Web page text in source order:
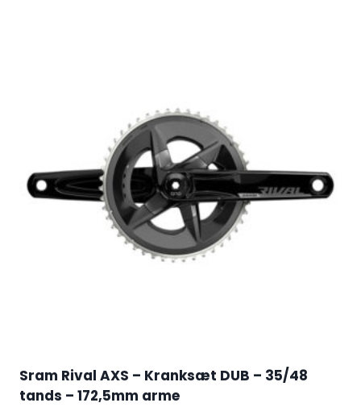
Sram Rival AXS – Kranksæt DUB – 35/48
tands – 172,5mm arme